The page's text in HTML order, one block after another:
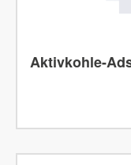
Aktivkohle-